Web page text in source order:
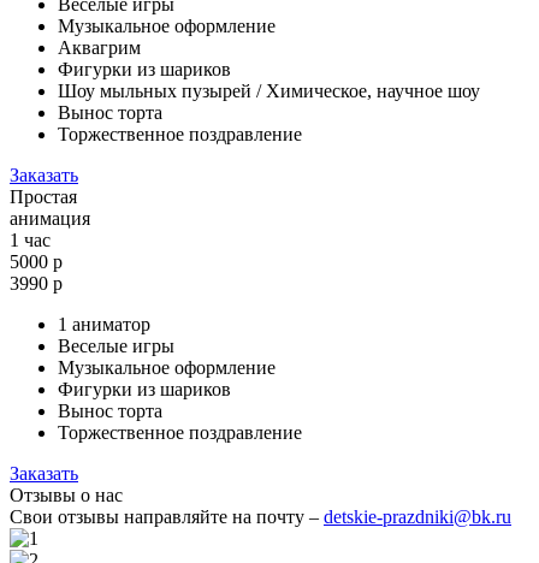
Музыкальное оформление
Аквагрим
Фигурки из шариков
Шоу мыльных пузырей / Химическое, научное шоу
Вынос торта
Торжественное поздравление
Заказать
Простая
анимация
1 час
5000 р
3990 р
1 аниматор
Веселые игры
Музыкальное оформление
Фигурки из шариков
Вынос торта
Торжественное поздравление
Заказать
Отзывы о нас
Свои отзывы направляйте на почту – detskie-prazdniki@bk.ru